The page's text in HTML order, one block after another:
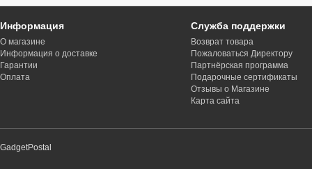
Информация
О магазине
Информация о доставке
Гарантии
Оплата
Служба поддержки
Возврат товара
Пожаловаться Директору
Партнёрская программа
Подарочные сертификаты
Отзывы о Магазине
Карта сайта
GadgetPostal